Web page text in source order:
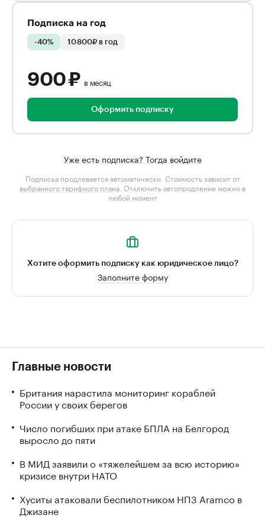
Подписка на год
-40% 10 800₽ в год
900 ₽ в месяц
Оформить подписку
Уже есть подписка? Тогда войдите
Подписка продлевается автоматически. Стоимость зависит от
выбранного тарифного плана . Отключить автопродление можно в
любой момент
Хотите оформить подписку как юридическое лицо?
Заполните форму
Главные новости
Британия нарастила мониторинг кораблей
России у своих берегов
Число погибших при атаке БПЛА на Белгород
выросло до пяти
В МИД заявили о «тяжелейшем за всю историю»
кризисе внутри НАТО
Хуситы атаковали беспилотником НПЗ Aramco в
Джизане